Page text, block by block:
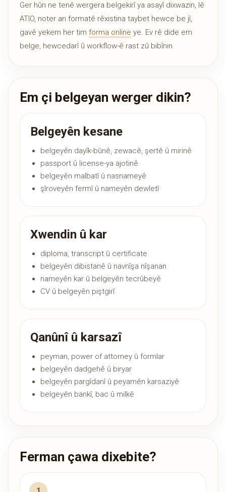
Ger hûn ne tenê wergera belgekirî ya asayî dixwazin, lê
ATIO, noter an formatê rêxistina taybet hewce be jî,
gavê yekem her tim forma online ye. Ev rê dide em
belge, hewcedarî û workflow-ê rast zû bibînin.
Em çi belgeyan werger dikin?
Belgeyên kesane
belgeyên dayîk-bûnê, zewacê, şertê û mirinê
passport û license-ya ajotinê
belgeyên malbatî û nasnameyê
şîroveyên fermî û nameyên dewletî
Xwendin û kar
diploma, transcript û certificate
belgeyên dibistanê û navnîşa nîşanan
nameyên kar û belgeyên tecrûbeyê
CV û belgeyên piştgirî
Qanûnî û karsazî
peyman, power of attorney û formlar
belgeyên dadgehê û biryar
belgeyên pargîdanî û peyamên karsaziyê
belgeyên bankî, bac û milkê
Ferman çawa dixebite?